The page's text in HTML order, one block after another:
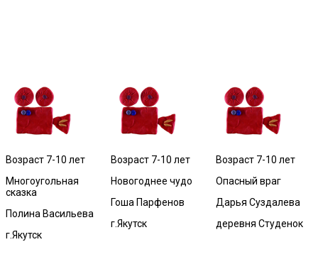
Возраст 7-10 лет
Многоугольная
сказка
Полина Васильева
г.Якутск
Возраст 7-10 лет
Новогоднее чудо
Гоша Парфенов
г.Якутск
Возраст 7-10 лет
Опасный враг
Дарья Суздалева
деревня Студенок